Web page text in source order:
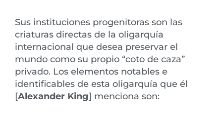
Sus instituciones progenitoras son las
criaturas directas de la oligarquía
internacional que desea preservar el
mundo como su propio “coto de caza”
privado. Los elementos notables e
identificables de esta oligarquía que él
[Alexander King] menciona son: